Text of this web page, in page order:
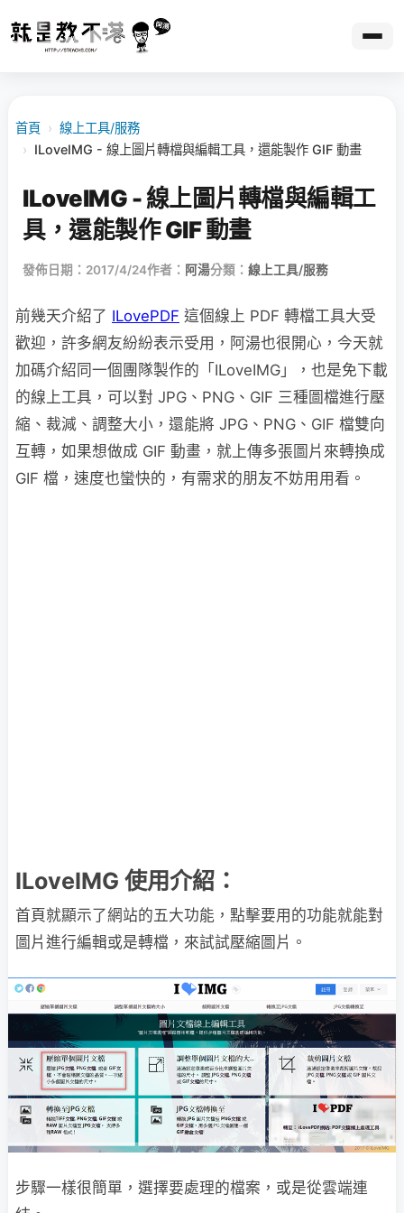
首頁 › 線上工具/服務
› ILoveIMG - 線上圖片轉檔與編輯工具，還能製作 GIF 動畫
ILoveIMG - 線上圖片轉檔與編輯工
具，還能製作 GIF 動畫
發佈日期：2017/4/24作者： 阿湯分類： 線上工具/服務
前幾天介紹了 ILovePDF 這個線上 PDF 轉檔工具大受
歡迎，許多網友紛紛表示受用，阿湯也很開心，今天就
加碼介紹同一個團隊製作的「ILoveIMG」，也是免下載
的線上工具，可以對 JPG、PNG、GIF 三種圖檔進行壓
縮、裁減、調整大小，還能將 JPG、PNG、GIF 檔雙向
互轉，如果想做成 GIF 動畫，就上傳多張圖片來轉換成
GIF 檔，速度也蠻快的，有需求的朋友不妨用用看。
ILoveIMG 使用介紹：
首頁就顯示了網站的五大功能，點擊要用的功能就能對
圖片進行編輯或是轉檔，來試試壓縮圖片。
步驟一樣很簡單，選擇要處理的檔案，或是從雲端連